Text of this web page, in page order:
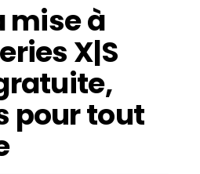
mise à
X|S
pour tout